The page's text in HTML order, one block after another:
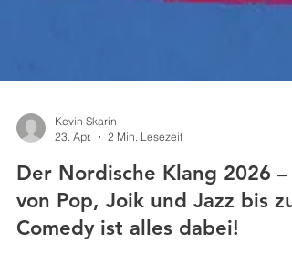
Kevin Skarin
23. Apr.
2 Min. Lesezeit
Der Nordische Klang 2026 –
von Pop, Joik und Jazz bis zu